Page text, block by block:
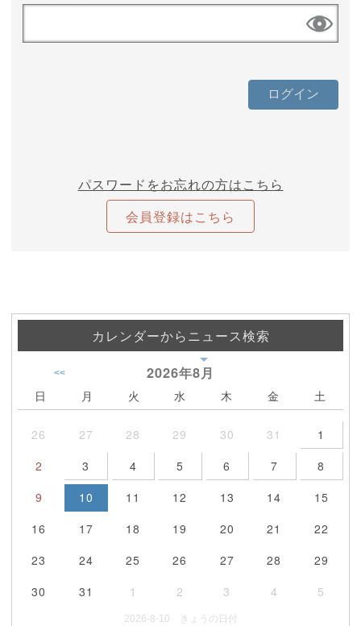
パスワードをお忘れの方はこちら
会員登録はこちら
カレンダーからニュース検索
2026年8月
<<
日 月 火 水 木 金 土
26 27 28 29 30 31
1
2
3 4 5 6 7
8
9
10 11 12 13 14
15
16
17 18 19 20 21
22
23
24 25 26 27 28
29
30
31 1 2 3 4 5
2026-8-10 きょうの日付